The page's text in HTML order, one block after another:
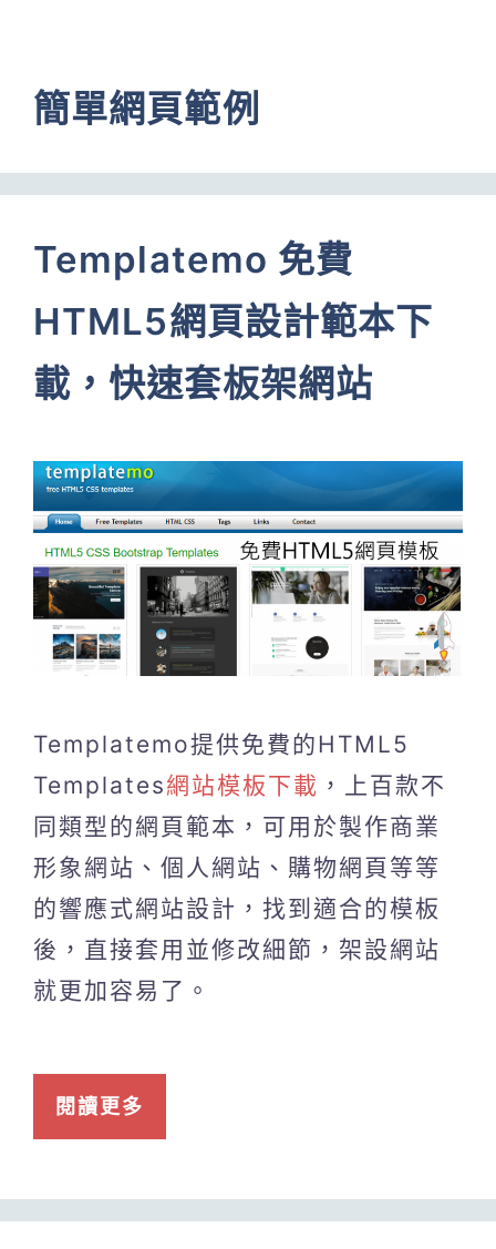
簡單網頁範例
Templatemo 免費
HTML5網頁設計範本下
載，快速套板架網站
Templatemo提供免費的HTML5
Templates網站模板下載 ，上百款不
同類型的網頁範本，可用於製作商業
形象網站、個人網站、購物網頁等等
的響應式網站設計，找到適合的模板
後，直接套用並修改細節，架設網站
就更加容易了。
閱讀更多